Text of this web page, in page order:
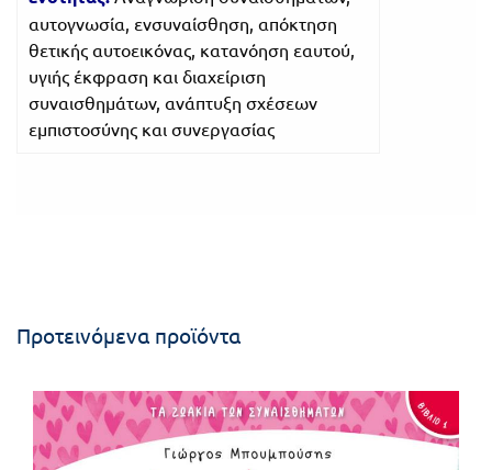
αυτογνωσία, ενσυναίσθηση, απόκτηση
θετικής αυτοεικόνας, κατανόηση εαυτού,
υγιής έκφραση και διαχείριση
συναισθημάτων, ανάπτυξη σχέσεων
εμπιστοσύνης και συνεργασίας
Προτεινόμενα προϊόντα